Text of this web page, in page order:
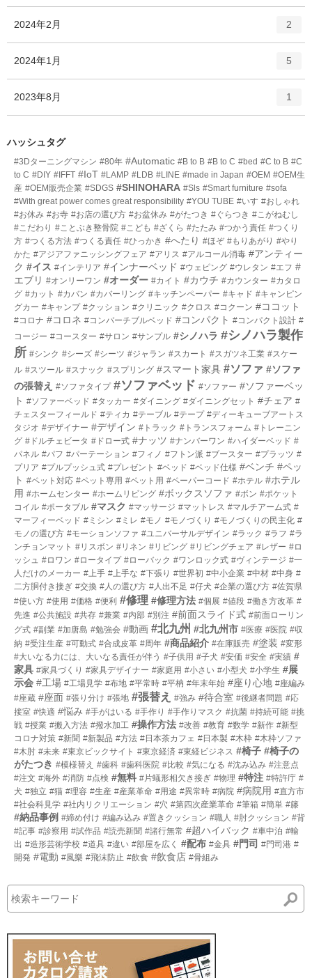
ー
ー
2024年2月
ー
2
2024年1月
ー
5
2023年8月
リ
数
1
ハッシュタグ
#3Dターニングマシン #80年 #Automatic #B to B #B to C #bed #C to B #C
to C #DIY #IFFT #IoT #LAMP #LDB #LINE #made in Japan #OEM #OEM生
産 #OEM販売企業 #SDGS #SHINOHARA #Sls #Smart furniture #sofa
#With great power comes great responsibility #YOU TUBE #いす #おしゃれ
#お休み #お寺 #お店の選び方 #お盆休み #がたつき #ぐらつき #こがねむし
#こだわり #ことぶき整骨院 #こども #ざくら #たたみ #つかう責任 #つくり
方 #つくる方法 #つくる責任 #ひっかき #へたり #ほぞ #もりあがり #やり
かた #アジアファニッシングフェア #アリス #アルコール消毒 #アンティー
ク #イス #インテリア #インナーベッド #ウェピング #ウレタン #エフ #
エブリ #オンリーワン #オーダー #カイト #カウチ #カウンター #カタロ
グ #カット #カバン #カバーリング #キッチンペーパー #キャド #キャンピン
グカー #キャンプ #クッション #クリニック #クロス #コクーン #ココット
#コロナ #コロネ #コンバーチブルベッド #コンパクト #コンパクト設計 #
コージー #コースター #サロン #サンプル #シノハラ #シノハラ製作
所 #シンク #シーズ #シーツ #ジャラン #スカート #スガツネ工業 #スケー
ル #スツール #スナック #スプリング #スマート家具 #ソファ #ソファ
の張替え #ソファタイプ #ソファベッド #ソファー #ソファーベッ
ト #ソファーベッド #タッカー #ダイニング #ダイニングセット #チェア #
チェスターフィールド #ティカ #テーブル #テープ #ディーキューブアートス
タジオ #デザイナー #デザイン #トラック #トランスフォーム #トレーニン
グ #ドルチェビータ #ドロー式 #ナッツ #ナンバーワン #ハイダーベッド #
パネル #パフ #パーテーション #フィノ #フトン派 #ブースター #プラッツ #
プリア #プルプッシュ式 #プレゼント #ベッド #ベッド仕様 #ベンチ #ペッ
ト #ペット対応 #ペット専用 #ペット用 #ペーパーコード #ホテル #ホテル
用 #ホームセンター #ホームリビング #ボックスソファ #ボン #ポケット
コイル #ポータブル #マスク #マッサージ #マットレス #マルチアーム式 #
マーフィーベッド #ミシン #ミレ #モノ #モノづくり #モノづくりの民主化 #
モノの選び方 #モーションソファ #ユニバーサルデザイン #ラック #ラフ #ラ
ンチョンマット #リスボン #リネン #リビング #リビングチェア #レザー #ロ
ッシュ #ロワン #ロータイプ #ローバック #ワンロック式 #ヴィンテージ #一
人だけのメーカー #上手 #上手な #下張り #世界初 #中小企業 #中材 #中身 #
二方胴付き接ぎ #交換 #人の選び方 #人出不足 #仔犬 #企業の選び方 #佐賀県
#使い方 #使用 #価格 #便利 #修理 #修理方法 #個展 #値段 #働き方改革 #
先進 #公共施設 #共存 #兼業 #内部 #別注 #前面スライド式 #前面ローリン
グ式 #副業 #加唐島 #勉強会 #動画 #北九州 #北九州市 #医療 #医院 #収
納 #受注生産 #可動式 #合成皮革 #周年 #商品紹介 #在庫販売 #塗装 #変形
#大いなる力には、大いなる責任が伴う #子供用 #子犬 #安価 #安全 #実績 #
家具 #家具づくり #家具デザイナー #家庭用 #小さい #小型犬 #小学生 #展
示会 #工場 #工場見学 #布地 #平常時 #平枘 #年末年始 #座り心地 #座編み
#座蔵 #座面 #張り分け #張地 #張替え #強み #待合室 #後継者問題 #応
接室 #快適 #悩み #手がはいる #手作り #手作りマスク #抗菌 #持続可能 #挑
戦 #授業 #搬入方法 #撥水加工 #操作方法 #改善 #教育 #数学 #新作 #新型
コロナ対策 #新聞 #新製品 #方法 #日本茶カフェ #日本製 #木枠 #木枠ソファ
#木肘 #未来 #東京ビックサイト #東京経済 #東経ビジネス #椅子 #椅子の
がたつき #模様替え #歯科 #歯科医院 #比較 #気になる #沈み込み #注意点
#注文 #海外 #消防 #点検 #無料 #片蟻形相欠き接ぎ #物理 #特注 #特許庁 #
犬 #独立 #猫 #理容 #生産 #産業革命 #用途 #異常時 #病院 #病院用 #直方市
#社会科見学 #社内リクリエーション #穴 #第四次産業革命 #筆箱 #簡単 #籐
#納品事例 #締め付け #編み込み #置きクッション #職人 #肘クッション #背
#記事 #診察用 #試作品 #読売新聞 #諸行無常 #超ハイバック #車中泊 #輸
出 #造形芸術学校 #道具 #違い #部屋を広く #配布 #金具 #門司 #門司港 #
開発 #電動 #風樂 #飛沫防止 #飲食 #飲食店 #骨組み